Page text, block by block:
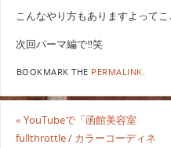
こんなやり方もありますよって
次回パーマ編で‼笑
BOOKMARK THE PERMALINK
« YouTubeで「函館美容室
fullthrottle / カラーコーディネ